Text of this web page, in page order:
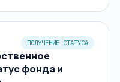
ПОЛУЧЕНИЕ СТАТУСА
фонда и